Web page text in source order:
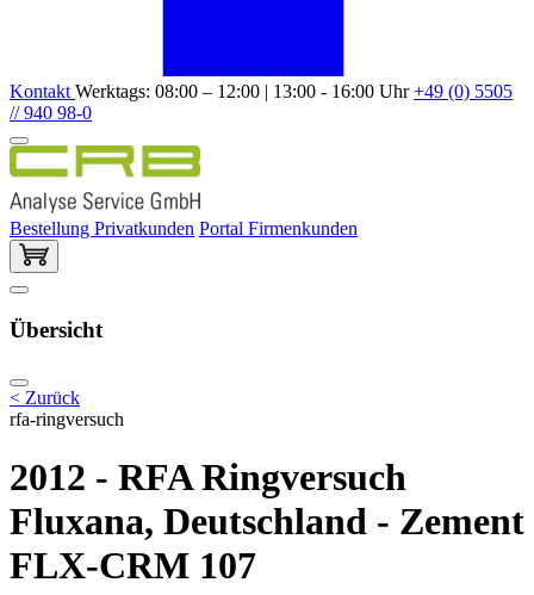
Kontakt Werktags: 08:00 – 12:00 | 13:00 - 16:00 Uhr+49 (0) 5505
// 940 98-0
Bestellung Privatkunden Portal Firmenkunden
Übersicht
< Zurück
rfa-ringversuch
2012 - RFA Ringversuch
Fluxana, Deutschland - Zement
FLX-CRM 107